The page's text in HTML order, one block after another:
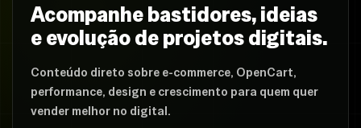
Acompanhe bastidores, ideias
e evolução de projetos digitais.
Conteúdo direto sobre e-commerce, OpenCart,
performance, design e crescimento para quem quer
vender melhor no digital.